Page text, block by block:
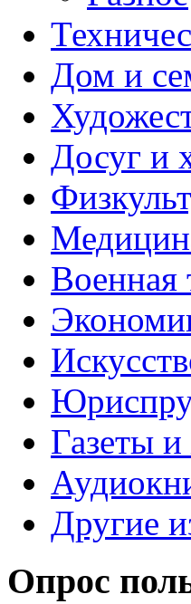
Дом и
Досуг и
Военная
Газеты
Другие
Опрос